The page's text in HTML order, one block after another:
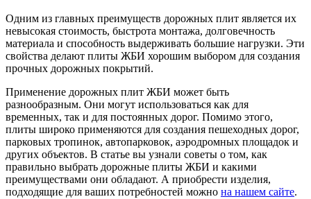
Одним из главных преимуществ дорожных плит является их
невысокая стоимость, быстрота монтажа, долговечность
материала и способность выдерживать большие нагрузки. Эти
свойства делают плиты ЖБИ хорошим выбором для создания
прочных дорожных покрытий.
Применение дорожных плит ЖБИ может быть
разнообразным. Они могут использоваться как для
временных, так и для постоянных дорог. Помимо этого,
плиты широко применяются для создания пешеходных дорог,
парковых тропинок, автопарковок, аэродромных площадок и
других объектов. В статье вы узнали советы о том, как
правильно выбрать дорожные плиты ЖБИ и какими
преимуществами они обладают. А приобрести изделия,
подходящие для ваших потребностей можно на нашем сайте.